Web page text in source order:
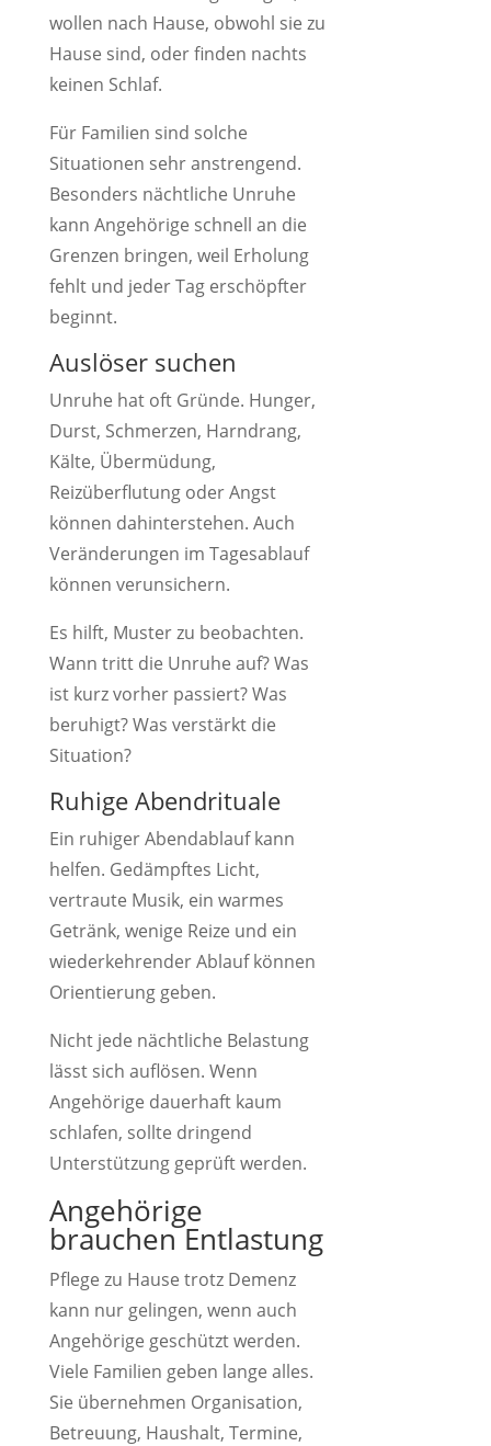
wollen nach Hause, obwohl sie zu
Hause sind, oder finden nachts
keinen Schlaf.
Für Familien sind solche
Situationen sehr anstrengend.
Besonders nächtliche Unruhe
kann Angehörige schnell an die
Grenzen bringen, weil Erholung
fehlt und jeder Tag erschöpfter
beginnt.
Auslöser suchen
Unruhe hat oft Gründe. Hunger,
Durst, Schmerzen, Harndrang,
Kälte, Übermüdung,
Reizüberflutung oder Angst
können dahinterstehen. Auch
Veränderungen im Tagesablauf
können verunsichern.
Es hilft, Muster zu beobachten.
Wann tritt die Unruhe auf? Was
ist kurz vorher passiert? Was
beruhigt? Was verstärkt die
Situation?
Ruhige Abendrituale
Ein ruhiger Abendablauf kann
helfen. Gedämpftes Licht,
vertraute Musik, ein warmes
Getränk, wenige Reize und ein
wiederkehrender Ablauf können
Orientierung geben.
Nicht jede nächtliche Belastung
lässt sich auflösen. Wenn
Angehörige dauerhaft kaum
schlafen, sollte dringend
Unterstützung geprüft werden.
Angehörige
brauchen Entlastung
Pflege zu Hause trotz Demenz
kann nur gelingen, wenn auch
Angehörige geschützt werden.
Viele Familien geben lange alles.
Sie übernehmen Organisation,
Betreuung, Haushalt, Termine,